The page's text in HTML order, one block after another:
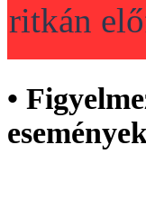
ritkán
•